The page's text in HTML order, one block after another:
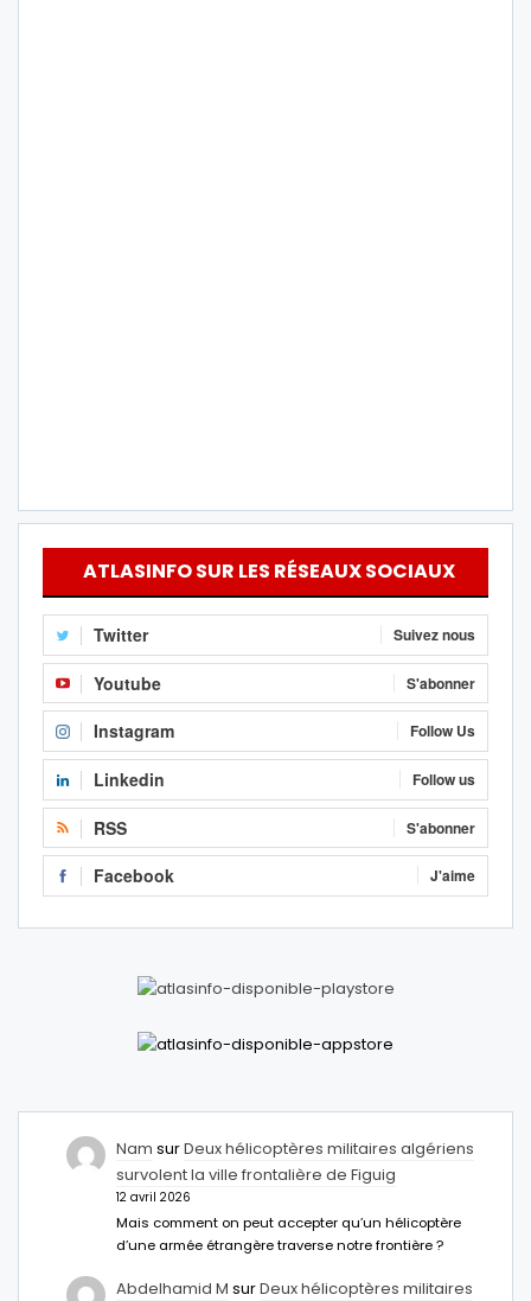
ATLASINFO SUR LES RÉSEAUX SOCIAUX
Twitter Suivez nous
Youtube S'abonner
Instagram Follow Us
Linkedin Follow us
RSS S'abonner
Facebook J'aime
Nam surDeux hélicoptères militaires algériens
survolent la ville frontalière de Figuig
12 avril 2026
Mais comment on peut accepter qu’un hélicoptère
d’une armée étrangère traverse notre frontière ?
Abdelhamid M surDeux hélicoptères militaires